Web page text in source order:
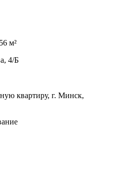
56 м²
4/Б
квартиру, г. Минск,